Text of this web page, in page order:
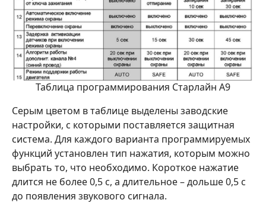
Таблица программирования Старлайн А9
Серым цветом в таблице выделены заводские
настройки, с которыми поставляется защитная
система. Для каждого варианта программируемых
функций установлен тип нажатия, которым можно
выбрать то, что необходимо. Короткое нажатие
длится не более 0,5 с, а длительное – дольше 0,5 с
до появления звукового сигнала.